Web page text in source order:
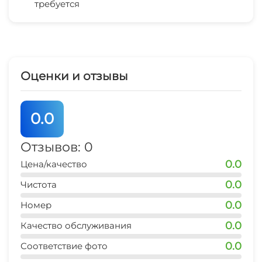
магазин продукты
5 мин
15 мин
дельфинарий
СВЧ
требуется
Оценки и отзывы
0.0
Отзывов: 0
Цена/качество 0.0
Чистота 0.0
Номер 0.0
Качество обслуживания 0.0
Соответствие фото 0.0